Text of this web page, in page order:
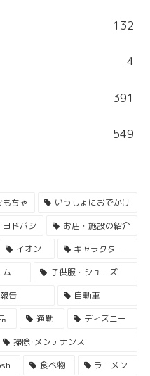
132
4
391
549
もちゃ
いっしょにおでかけ
ヨドバシ
お店・施設の紹介
イオン
キャラクター
ム
子供服・シューズ
報告
自動車
通勤
ディズニー
掃除･メンテナンス
食べ物
ラーメン